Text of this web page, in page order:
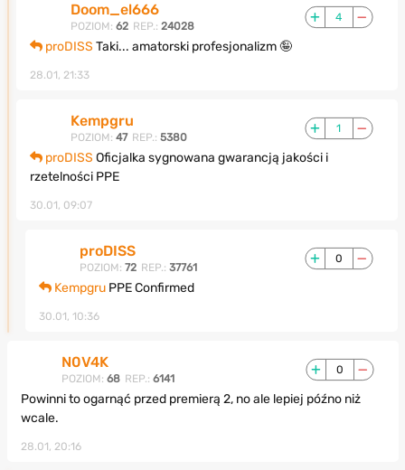
Doom_el666
POZIOM: 62 REP.: 24028
4
proDISS Taki... amatorski profesjonalizm 🤪
28.01, 21:33
Kempgru
POZIOM: 47 REP.: 5380
1
proDISS Oficjalka sygnowana gwarancją jakości i
rzetelności PPE
30.01, 09:07
proDISS
POZIOM: 72 REP.: 37761
0
Kempgru PPE Confirmed
30.01, 10:36
N0V4K
POZIOM: 68 REP.: 6141
0
Powinni to ogarnąć przed premierą 2, no ale lepiej późno niż
wcale.
28.01, 20:16